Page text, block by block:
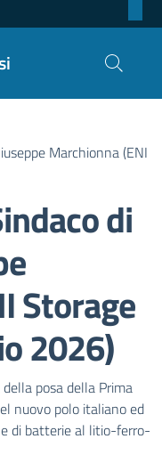
Marchionna (ENI
di
Storage
2026)
posa della Prima
nuovo polo italiano ed
di batterie al litio-ferro-